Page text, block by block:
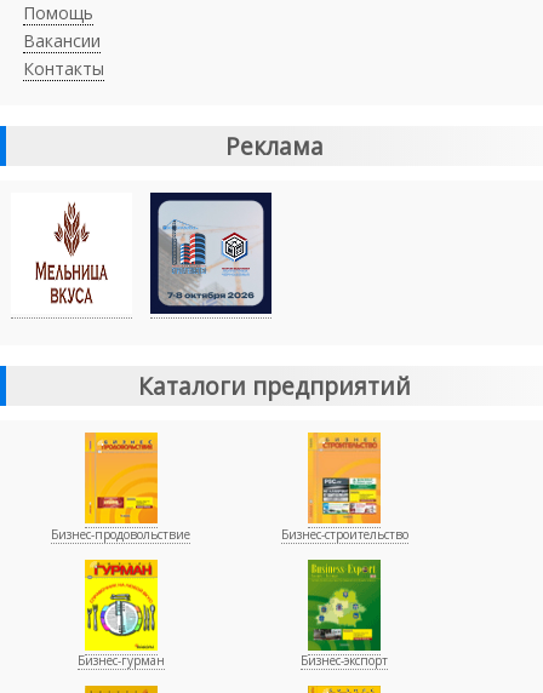
Помощь
Вакансии
Контакты
Реклама
Каталоги предприятий
Бизнес-продовольствие Бизнес-строительство
Бизнес-гурман Бизнес-экспорт